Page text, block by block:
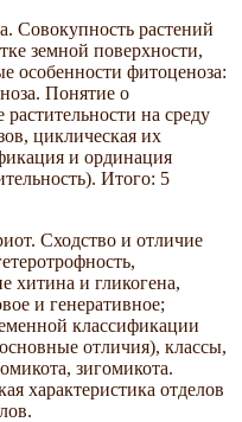
Совокупность растений
земной поверхности,
особенности фитоценоза:
Понятие о
на среду
циклическая их
и ординация
Итого: 5
Сходство и отличие
хитина и гликогена,
и генеративное;
классификации
отличия), классы,
зигомикота.
характеристика отделов